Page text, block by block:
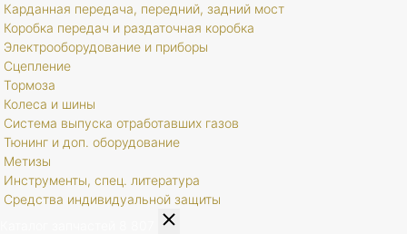
Карданная передача, передний, задний мост
Коробка передач и раздаточная коробка
Электрооборудование и приборы
Сцепление
Тормоза
Колеса и шины
Система выпуска отработавших газов
Тюнинг и доп. оборудование
Метизы
Инструменты, спец. литература
Средства индивидуальной защиты